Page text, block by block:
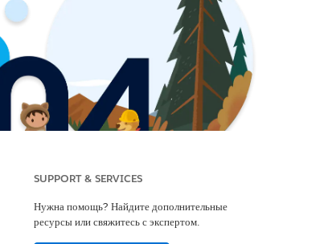
SUPPORT & SERVICES
Нужна помощь? Найдите дополнительные
ресурсы или свяжитесь с экспертом.